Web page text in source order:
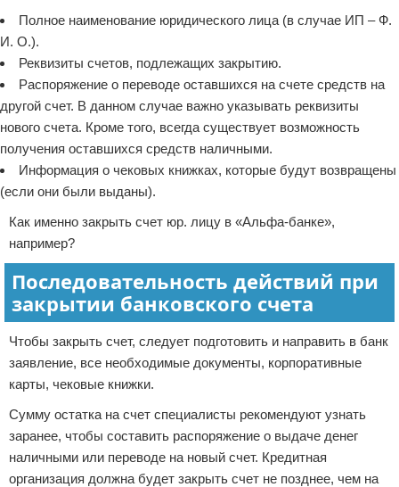
Полное наименование юридического лица (в случае ИП – Ф.
И. О.).
Реквизиты счетов, подлежащих закрытию.
Распоряжение о переводе оставшихся на счете средств на
другой счет. В данном случае важно указывать реквизиты
нового счета. Кроме того, всегда существует возможность
получения оставшихся средств наличными.
Информация о чековых книжках, которые будут возвращены
(если они были выданы).
Как именно закрыть счет юр. лицу в «Альфа-банке»,
например?
Последовательность действий при
закрытии банковского счета
Чтобы закрыть счет, следует подготовить и направить в банк
заявление, все необходимые документы, корпоративные
карты, чековые книжки.
Сумму остатка на счет специалисты рекомендуют узнать
заранее, чтобы составить распоряжение о выдаче денег
наличными или переводе на новый счет. Кредитная
организация должна будет закрыть счет не позднее, чем на